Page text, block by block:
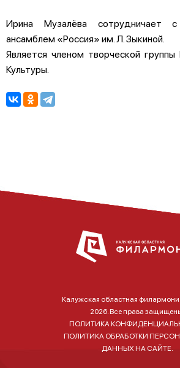
Ирина Музалëва сотрудничает с
ансамблем «Россия» им. Л. Зыкиной.
Является членом творческой
Культуры.
Калужская областная
2026. Все права
ПОЛИТИКА
ПОЛИТИКА ОБРАБОТКИ
ДАННЫХ НА САЙТЕ.